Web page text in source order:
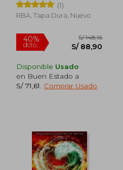
55%
dcto.
S/ 149,77
(1)
RBA, Tapa Dura, Nuevo
Disponible Usado
en Buen Estado a
S/ 71,61
Comprar Usado